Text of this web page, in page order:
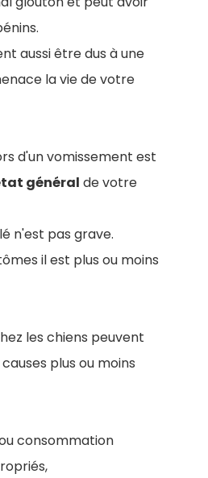
aussi être dus à une
la vie de votre
d'un vomissement est
général de votre
n'est pas grave.
il est plus ou moins
les chiens peuvent
plus ou moins
consommation